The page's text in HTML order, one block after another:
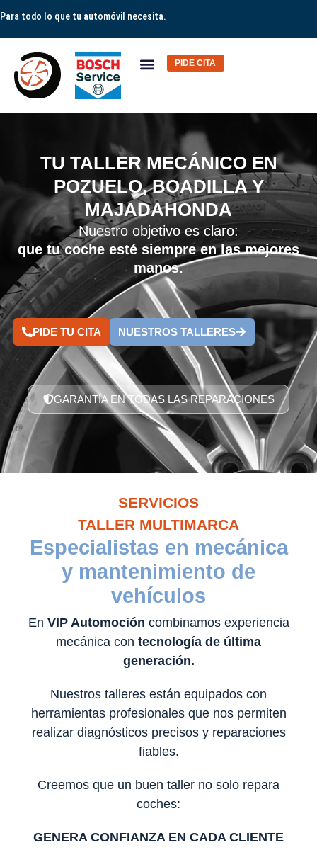
Para todo lo que tu automóvil necesita.
PIDE CITA
TU TALLER MECÁNICO EN
POZUELO, BOADILLA Y
MAJADAHONDA
Nuestro objetivo es claro:
que tu coche esté siempre en las mejores
manos.
PIDE TU CITA NUESTROS TALLERES
GARANTÍA EN TODAS LAS REPARACIONES
SERVICIOS
TALLER MULTIMARCA
Especialistas en mecánica
y mantenimiento de
vehículos
En VIP Automoción combinamos experiencia
mecánica con tecnología de última
generación.
Nuestros talleres están equipados con
herramientas profesionales que nos permiten
realizar diagnósticos precisos y reparaciones
fiables.
Creemos que un buen taller no solo repara
coches:
GENERA CONFIANZA EN CADA CLIENTE